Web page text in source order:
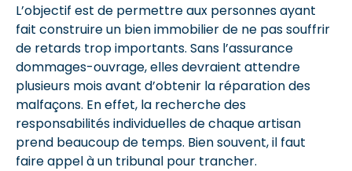
L’objectif est de permettre aux personnes ayant
fait construire un bien immobilier de ne pas souffrir
de retards trop importants. Sans l’assurance
dommages-ouvrage, elles devraient attendre
plusieurs mois avant d’obtenir la réparation des
malfaçons. En effet, la recherche des
responsabilités individuelles de chaque artisan
prend beaucoup de temps. Bien souvent, il faut
faire appel à un tribunal pour trancher.